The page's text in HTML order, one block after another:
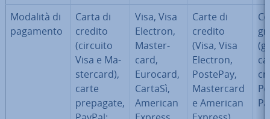
Modalità di
pagamento
Carta di
credito
(circuito
Visa e Ma­
ster­card),
carte
prepagate,
Visa, Visa
Electron,
Ma­ster­
card,
Eurocard,
CartaSì,
American
Carte di
credito
(Visa, Visa
Electron,
PostePay,
Ma­ster­card
e American